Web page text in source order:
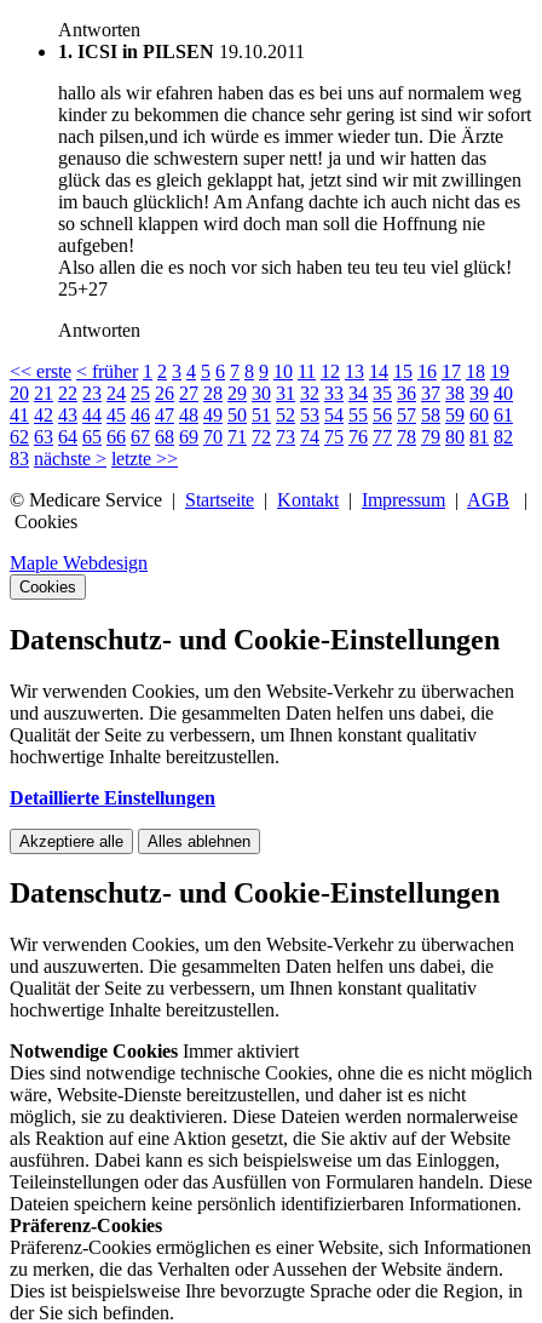
Antworten
1. ICSI in PILSEN 19.10.2011
hallo als wir efahren haben das es bei uns auf normalem weg
kinder zu bekommen die chance sehr gering ist sind wir sofort
nach pilsen,und ich würde es immer wieder tun. Die Ärzte
genauso die schwestern super nett! ja und wir hatten das
glück das es gleich geklappt hat, jetzt sind wir mit zwillingen
im bauch glücklich! Am Anfang dachte ich auch nicht das es
so schnell klappen wird doch man soll die Hoffnung nie
aufgeben!
Also allen die es noch vor sich haben teu teu teu viel glück!
25+27
Antworten
<< erste < früher 1 2 3 4 5 6 7 8 9 10 11 12 13 14 15 16 17 18 19
20 21 22 23 24 25 26 27 28 29 30 31 32 33 34 35 36 37 38 39 40
41 42 43 44 45 46 47 48 49 50 51 52 53 54 55 56 57 58 59 60 61
62 63 64 65 66 67 68 69 70 71 72 73 74 75 76 77 78 79 80 81 82
83 nächste > letzte >>
© Medicare Service | Startseite | Kontakt | Impressum | AGB |
Cookies
Maple Webdesign
Cookies
Datenschutz- und Cookie-Einstellungen
Wir verwenden Cookies, um den Website-Verkehr zu überwachen
und auszuwerten. Die gesammelten Daten helfen uns dabei, die
Qualität der Seite zu verbessern, um Ihnen konstant qualitativ
hochwertige Inhalte bereitzustellen.
Detaillierte Einstellungen
Akzeptiere alle Alles ablehnen
Datenschutz- und Cookie-Einstellungen
Wir verwenden Cookies, um den Website-Verkehr zu überwachen
und auszuwerten. Die gesammelten Daten helfen uns dabei, die
Qualität der Seite zu verbessern, um Ihnen konstant qualitativ
hochwertige Inhalte bereitzustellen.
Notwendige Cookies Immer aktiviert
Dies sind notwendige technische Cookies, ohne die es nicht möglich
wäre, Website-Dienste bereitzustellen, und daher ist es nicht
möglich, sie zu deaktivieren. Diese Dateien werden normalerweise
als Reaktion auf eine Aktion gesetzt, die Sie aktiv auf der Website
ausführen. Dabei kann es sich beispielsweise um das Einloggen,
Teileinstellungen oder das Ausfüllen von Formularen handeln. Diese
Dateien speichern keine persönlich identifizierbaren Informationen.
Präferenz-Cookies
Präferenz-Cookies ermöglichen es einer Website, sich Informationen
zu merken, die das Verhalten oder Aussehen der Website ändern.
Dies ist beispielsweise Ihre bevorzugte Sprache oder die Region, in
der Sie sich befinden.